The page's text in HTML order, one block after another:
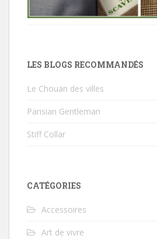
LES BLOGS RECOMMANDÉS
Le Chouan des villes
Parisian Gentleman
Stiff Collar
CATÉGORIES
Accessoires
Art de vivre